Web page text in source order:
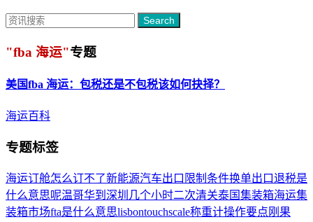
Search
"fba 海运"专题
美国fba 海运：包税还是不包税该如何抉择？
海运百科
专题标签
海运订舱怎么订不了新能源汽车出口 限制条件换单出口退税是
什么意思呢温哥华到深圳几个小时二次清关泰国集装箱海运集
装箱市场fta是什么意思lisbontouchscale称重计操作要点刚果